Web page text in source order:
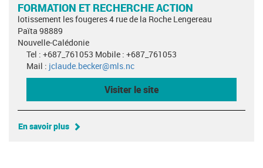
FORMATION ET RECHERCHE ACTION
lotissement les fougeres 4 rue de la Roche Lengereau
Païta 98889
Nouvelle-Calédonie
Tel : +687_761053 Mobile : +687_761053
Mail : jclaude.becker@mls.nc
Visiter le site
En savoir plus